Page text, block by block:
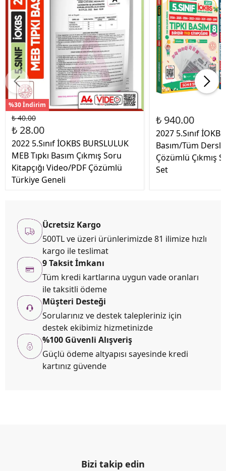
%30 İndirim
₺ 40.00
₺ 28.00
2022 5.Sınıf İOKBS BURSLULUK
MEB Tıpkı Basım Çıkmış Soru
Kitapçığı Video/PDF Çözümlü
Türkiye Geneli
₺ 940.00
2027 5.Sınıf
Basım/Tüm
Çözümlü Çıkmış
Set
Ücretsiz Kargo
500TL ve üzeri ürünlerimizde 81 ilimize hızlı
kargo ile teslimat
9 Taksit İmkanı
Tüm kredi kartlarına uygun vade oranları
ile taksitli ödeme
Müşteri Desteği
Sorularınız ve destek talepleriniz için
destek ekibimiz hizmetinizde
%100 Güvenli Alışveriş
Güçlü ödeme altyapısı sayesinde kredi
kartınız güvende
Bizi takip edin